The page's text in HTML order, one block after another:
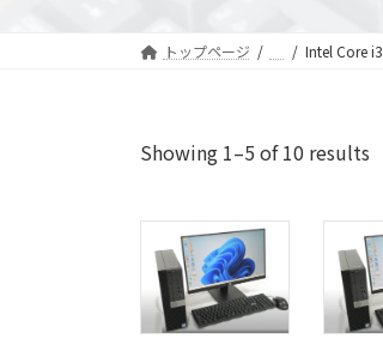
トップページ Intel Core i3
Showing 1–5 of 10 results